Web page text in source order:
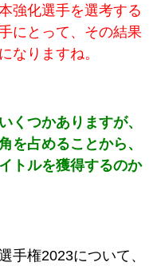
強化選手を選考する
にとって、その結果
なりますね。
くつかありますが、
を占めることから、
トルを獲得するのか
手権2023について、